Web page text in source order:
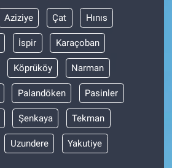
Aziziye Çat Hınıs
İspir Karaçoban
Köprüköy Narman
Palandöken Pasinler
Şenkaya Tekman
Uzundere Yakutiye